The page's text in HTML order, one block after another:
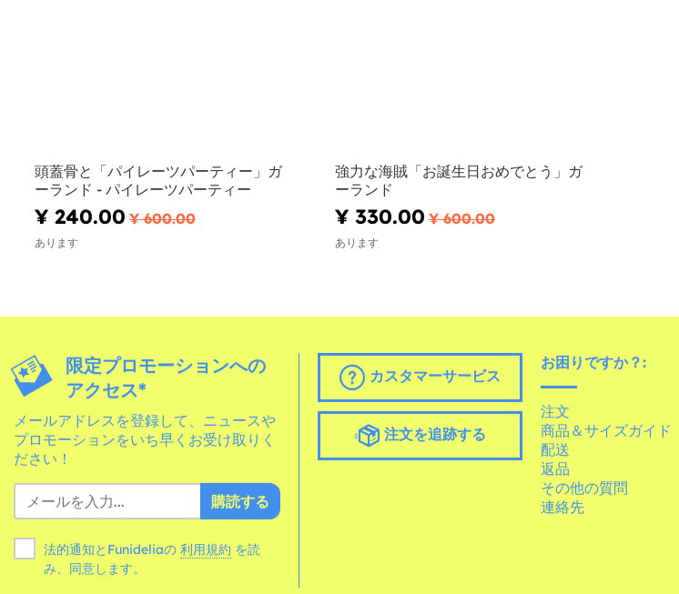
頭蓋骨と「パイレーツパーティー」ガ
ーランド - パイレーツパーティー
¥ 240.00 ¥ 600.00
あります
強力な海賊「お誕生日おめでとう」ガ
ーランド
¥ 330.00 ¥ 600.00
あります
限定プロモーションへの
アクセス*
メールアドレスを登録して、ニュースや
プロモーションをいち早くお受け取りく
ださい！
購読する
法的通知とFunideliaの 利用規約
み、同意します。
カスタマーサービス
注文を追跡する
お困りですか？:
注文
商品＆サイズガイド
配送
返品
その他の質問
連絡先